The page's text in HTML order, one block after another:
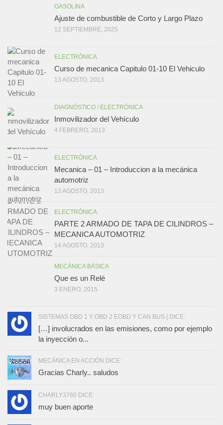
GASOLINA
Ajuste de combustible de Corto y Largo Plazo
12 SEPTIEMBRE, 2025
ELECTRÓNICA
Curso de mecanica Capitulo 01-10 El Vehiculo
13 AGOSTO, 2013
DIAGNÓSTICO / ELECTRÓNICA
Inmovilizador del Vehículo
4 FEBRERO, 2013
ELECTRÓNICA
Mecanica – 01 – Introduccion a la mecánica
automotriz
13 AGOSTO, 2013
ELECTRÓNICA
PARTE 2 ARMADO DE TAPA DE CILINDROS –
MECANICA AUTOMOTRIZ
14 AGOSTO, 2013
MECÁNICA BÁSICA
Que es un Relé
3 ENERO, 2015
SISTEMAS OBD 1 Y OBD 2 EOBD Y CAN BUS | DICE:
[…] involucrados en las emisiones, como por ejemplo
la inyección o...
MECÁNICA EN ACCIÓN DICE:
Gracias Charly.. saludos
CHARLY3760 DICE:
muy buen aporte